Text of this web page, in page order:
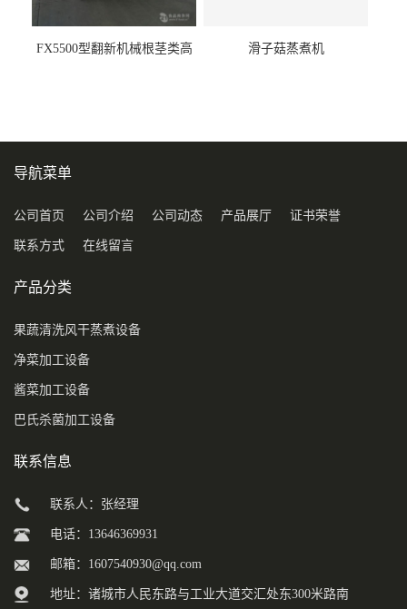
FX5500型翻新机械根茎类高
滑子菇蒸煮机
导航菜单
公司首页 公司介绍 公司动态 产品展厅 证书荣誉
联系方式 在线留言
产品分类
果蔬清洗风干蒸煮设备
净菜加工设备
酱菜加工设备
巴氏杀菌加工设备
联系信息
联系人：张经理
电话：13646369931
邮箱： 1607540930@qq.com
地址：诸城市人民东路与工业大道交汇处东300米路南